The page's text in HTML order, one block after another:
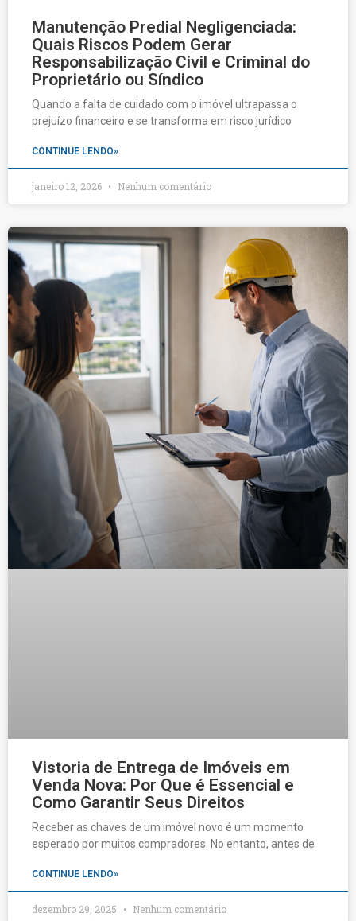
Manutenção Predial Negligenciada:
Quais Riscos Podem Gerar
Responsabilização Civil e Criminal do
Proprietário ou Síndico
Quando a falta de cuidado com o imóvel ultrapassa o
prejuízo financeiro e se transforma em risco jurídico
CONTINUE LENDO»
janeiro 12, 2026 Nenhum comentário
Vistoria de Entrega de Imóveis em
Venda Nova: Por Que é Essencial e
Como Garantir Seus Direitos
Receber as chaves de um imóvel novo é um momento
esperado por muitos compradores. No entanto, antes de
CONTINUE LENDO»
dezembro 29, 2025 Nenhum comentário